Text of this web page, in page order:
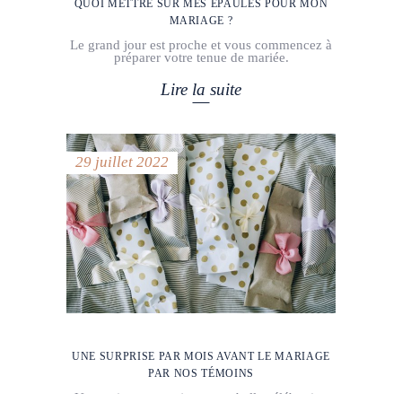
QUOI METTRE SUR MES ÉPAULES POUR MON
MARIAGE ?
Le grand jour est proche et vous commencez à
préparer votre tenue de mariée.
Lire la suite
29 juillet 2022
UNE SURPRISE PAR MOIS AVANT LE MARIAGE
PAR NOS TÉMOINS